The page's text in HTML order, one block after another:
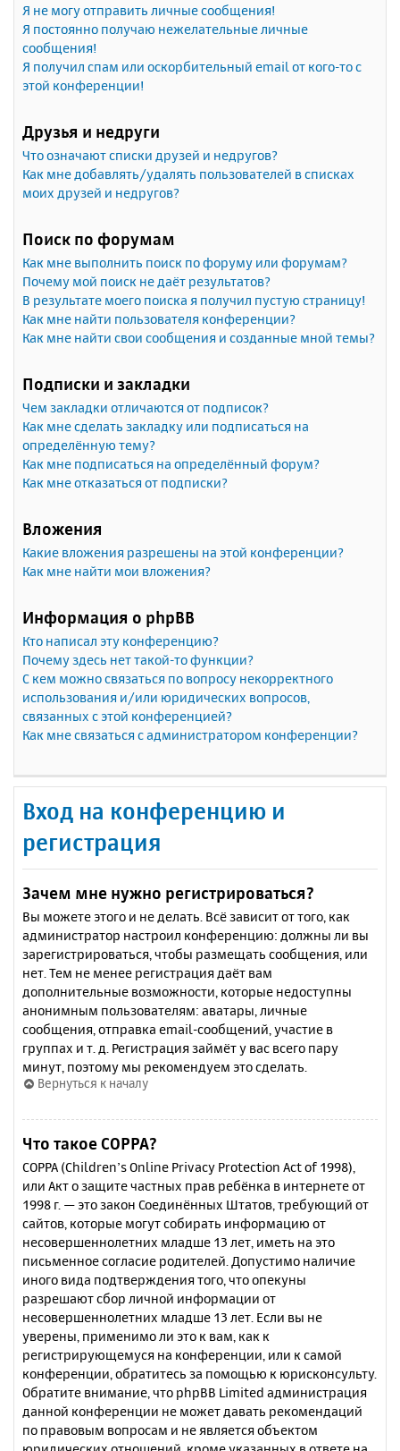
Я не могу отправить личные сообщения!
Я постоянно получаю нежелательные личные
сообщения!
Я получил спам или оскорбительный email от кого-то с
этой конференции!
Друзья и недруги
Что означают списки друзей и недругов?
Как мне добавлять/удалять пользователей в списках
моих друзей и недругов?
Поиск по форумам
Как мне выполнить поиск по форуму или форумам?
Почему мой поиск не даёт результатов?
В результате моего поиска я получил пустую страницу!
Как мне найти пользователя конференции?
Как мне найти свои сообщения и созданные мной темы?
Подписки и закладки
Чем закладки отличаются от подписок?
Как мне сделать закладку или подписаться на
определённую тему?
Как мне подписаться на определённый форум?
Как мне отказаться от подписки?
Вложения
Какие вложения разрешены на этой конференции?
Как мне найти мои вложения?
Информация о phpBB
Кто написал эту конференцию?
Почему здесь нет такой-то функции?
С кем можно связаться по вопросу некорректного
использования и/или юридических вопросов,
связанных с этой конференцией?
Как мне связаться с администратором конференции?
Вход на конференцию и
регистрация
Зачем мне нужно регистрироваться?
Вы можете этого и не делать. Всё зависит от того, как
администратор настроил конференцию: должны ли вы
зарегистрироваться, чтобы размещать сообщения, или
нет. Тем не менее регистрация даёт вам
дополнительные возможности, которые недоступны
анонимным пользователям: аватары, личные
сообщения, отправка email-сообщений, участие в
группах и т. д. Регистрация займёт у вас всего пару
минут, поэтому мы рекомендуем это сделать.
Вернуться к началу
Что такое COPPA?
COPPA (Children’s Online Privacy Protection Act of 1998),
или Акт о защите частных прав ребёнка в интернете от
1998 г. — это закон Соединённых Штатов, требующий от
сайтов, которые могут собирать информацию от
несовершеннолетних младше 13 лет, иметь на это
письменное согласие родителей. Допустимо наличие
иного вида подтверждения того, что опекуны
разрешают сбор личной информации от
несовершеннолетних младше 13 лет. Если вы не
уверены, применимо ли это к вам, как к
регистрирующемуся на конференции, или к самой
конференции, обратитесь за помощью к юрисконсульту.
Обратите внимание, что phpBB Limited администрация
данной конференции не может давать рекомендаций
по правовым вопросам и не является объектом